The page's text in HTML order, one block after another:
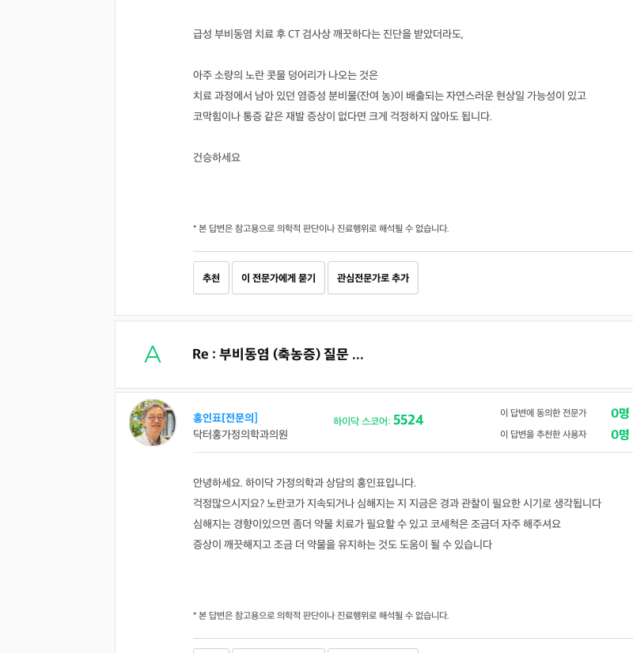
급성 부비동염 치료 후 CT 검사상 깨끗하다는 진단을 받았더라도,
아주 소량의 노란 콧물 덩어리가 나오는 것은
치료 과정에서 남아 있던 염증성 분비물(잔여 농)이 배출되는 자연스러운 현상일 가능성이 있고
코막힘이나 통증 같은 재발 증상이 없다면 크게 걱정하지 않아도 됩니다.
건승하세요
* 본 답변은 참고용으로 의학적 판단이나 진료행위로 해석될 수 없습니다.
추천 이 전문가에게 묻기 관심전문가로 추가
Re : 부비동염 (축농증) 질문 ...
홍인표[전문의]
닥터홍가정의학과의원
하이닥 스코어: 5524 이 답변에 동의한 전문가 0명
이 답변을 추천한 사용자 0명
안녕하세요. 하이닥 가정의학과 상담의 홍인표입니다.
걱정많으시지요? 노란코가 지속되거나 심해지는 지 지금은 경과 관찰이 필요한 시기로 생각됩니다
심해지는 경향이있으면 좀더 약물 치료가 필요할 수 있고 코세척은 조금더 자주 해주셔요
증상이 깨끗해지고 조금 더 약물을 유지하는 것도 도움이 될 수 있습니다
* 본 답변은 참고용으로 의학적 판단이나 진료행위로 해석될 수 없습니다.